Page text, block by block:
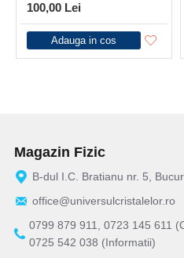
100,00 Lei
Adauga in cos
Magazin Fizic
B-dul I.C. Bratianu nr. 5,
office@universulcristalelor.ro
0799 879 911, 0723 145 611
0725 542 038 (Informatii)